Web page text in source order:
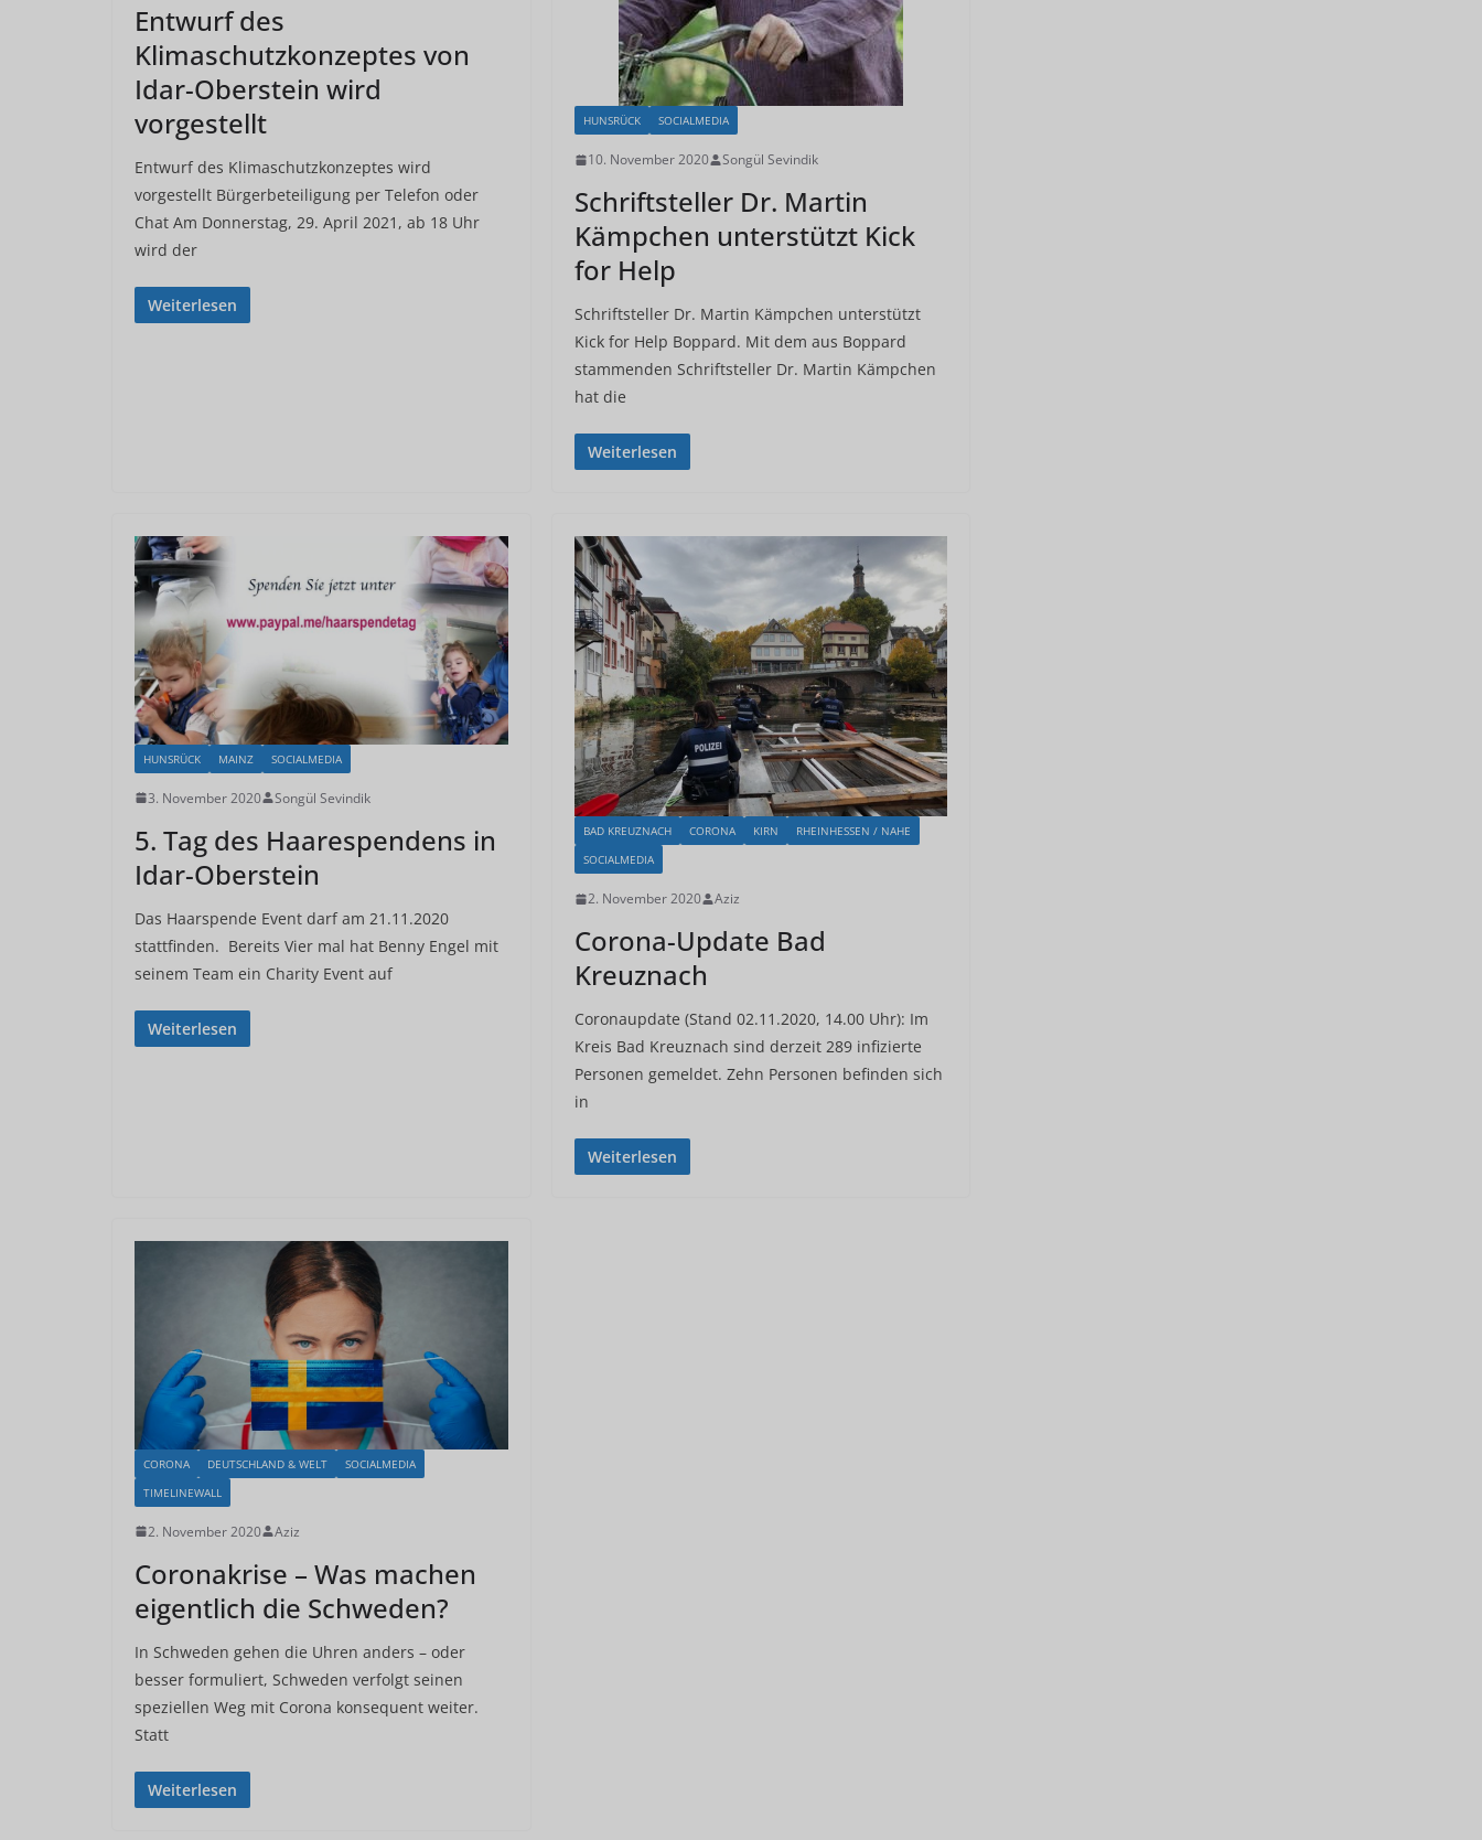
Entwurf des
Klimaschutzkonzeptes von
Idar-Oberstein wird
vorgestellt
Entwurf des Klimaschutzkonzeptes wird
vorgestellt Bürgerbeteiligung per Telefon oder
Chat Am Donnerstag, 29. April 2021, ab 18 Uhr
wird der
Weiterlesen
HUNSRÜCK SOCIALMEDIA
10. November 2020 Songül Sevindik
Schriftsteller Dr. Martin
Kämpchen unterstützt Kick
for Help
Schriftsteller Dr. Martin Kämpchen unterstützt
Kick for Help Boppard. Mit dem aus Boppard
stammenden Schriftsteller Dr. Martin Kämpchen
hat die
Weiterlesen
HUNSRÜCK MAINZ SOCIALMEDIA
3. November 2020 Songül Sevindik
5. Tag des Haarespendens in
Idar-Oberstein
Das Haarspende Event darf am 21.11.2020
stattfinden. Bereits Vier mal hat Benny Engel mit
seinem Team ein Charity Event auf
Weiterlesen
BAD KREUZNACH CORONA KIRN
RHEINHESSEN / NAHE
SOCIALMEDIA
2. November 2020 Aziz
Corona-Update Bad
Kreuznach
Coronaupdate (Stand 02.11.2020, 14.00 Uhr): Im
Kreis Bad Kreuznach sind derzeit 289 infizierte
Personen gemeldet. Zehn Personen befinden sich
in
Weiterlesen
CORONA DEUTSCHLAND & WELT
SOCIALMEDIA
TIMELINEWALL
2. November 2020 Aziz
Coronakrise – Was machen
eigentlich die Schweden?
In Schweden gehen die Uhren anders – oder
besser formuliert, Schweden verfolgt seinen
speziellen Weg mit Corona konsequent weiter.
Statt
Weiterlesen